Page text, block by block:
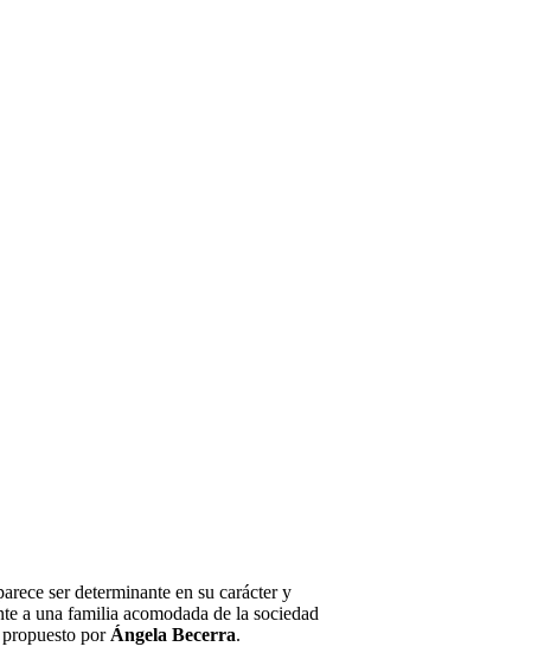
ser determinante en su carácter y
a una familia acomodada de la sociedad
por Ángela Becerra.